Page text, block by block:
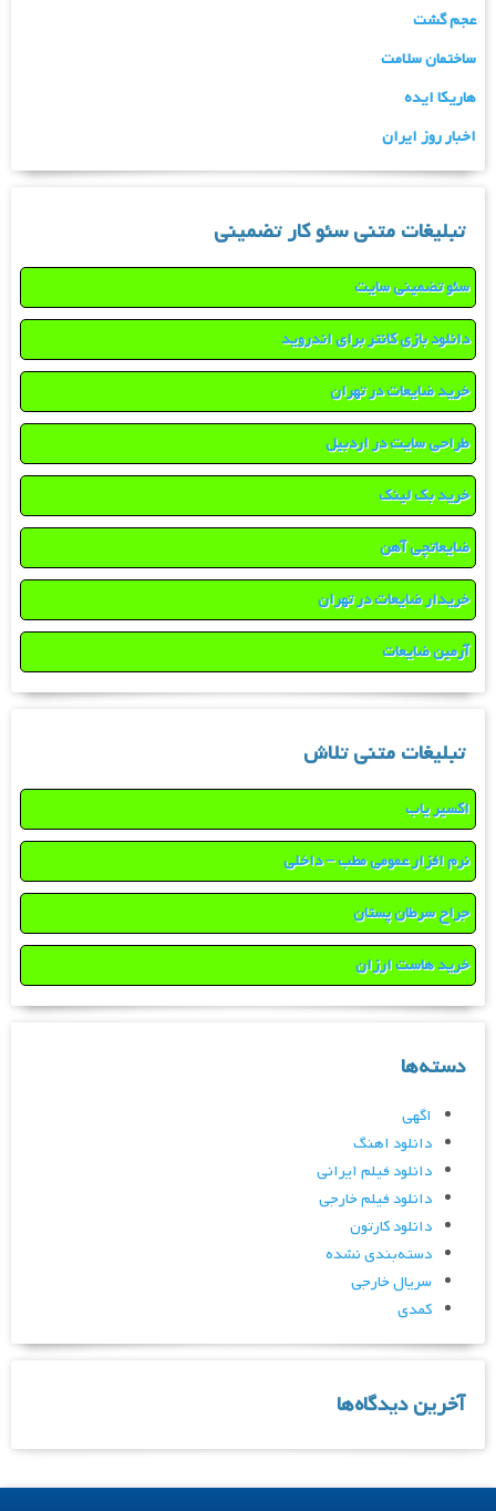
عجم گشت
ساختمان سلامت
هاریکا ایده
اخبار روز ایران
تبلیغات متنی سئو کار تضمینی
سئو تضمینی سایت
دانلود بازی کانتر برای اندروید
خرید ضایعات در تهران
طراحی سایت در اردبیل
خرید بک لینک
ضایعاتچی آهن
خریدار ضایعات در تهران
آرمین ضایعات
تبلیغات متنی تلاش
اکسیر یاب
نرم افزار عمومی مطب – داخلی
جراح سرطان پستان
خرید هاست ارزان
دسته‌ها
اگهی
دانلود اهنگ
دانلود فیلم ایرانی
دانلود فیلم خارجی
دانلود کارتون
دسته‌بندی نشده
سریال خارجی
کمدی
آخرین دیدگاه‌ها